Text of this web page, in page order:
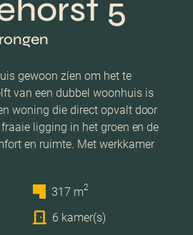
5
gewoon zíen om het te
van een dubbel woonhuis is
woning die direct opvalt door
ligging in het groen en de
en ruimte. Met werkkamer
317 m2
6 kamer(s)